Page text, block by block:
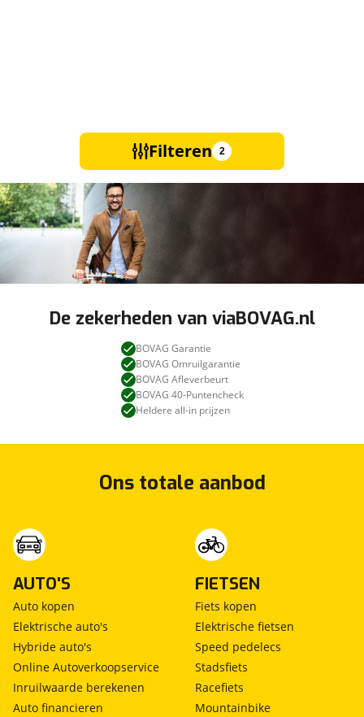
Filteren 2
De zekerheden van viaBOVAG.nl
BOVAG Garantie
BOVAG Omruilgarantie
BOVAG Afleverbeurt
BOVAG 40-Puntencheck
Heldere all-in prijzen
Ons totale aanbod
AUTO'S
Auto kopen
Elektrische auto's
Hybride auto's
Online Autoverkoopservice
Inruilwaarde berekenen
Auto financieren
FIETSEN
Fiets kopen
Elektrische fietsen
Speed pedelecs
Stadsfiets
Racefiets
Mountainbike